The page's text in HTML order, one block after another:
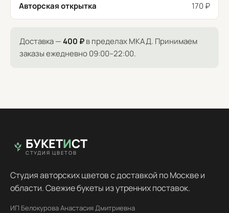
Авторская открытка 170 ₽
Доставка —400 ₽в пределах МКАД. Принимаем
заказы ежедневно 09:00–22:00.
БУКЕТИСТ
СТУДИЯ ЦВЕТОВ
Студия авторских цветов с доставкой по Москве и
области. Свежие букеты из утренних поставок.
ИП Белокурова Анастасия Дмитриевна